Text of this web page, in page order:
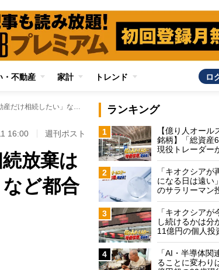
・不動産 家計 トレンド ロ
亡くなった親に多額の借金発覚 相続放棄は可能でも「不動産だけ相続したい」など都合のいい選択はできない
16:00 週刊ポスト
放棄は
ど都合
ランキング
1
【億り人オー
銘柄】「総資産
現役トレーダー
2
「キオクシアが
になる日は遠い
のサラリーマン
3
「キオクシアが
し続けるかは分
11億円の個人投
4
「AI・半導体関
ることに変わり